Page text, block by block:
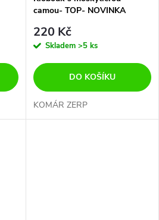
camou- TOP- NOVINKA
220 Kč
Skladem >5 ks
DO KOŠÍKU
KOMÁR ZERP